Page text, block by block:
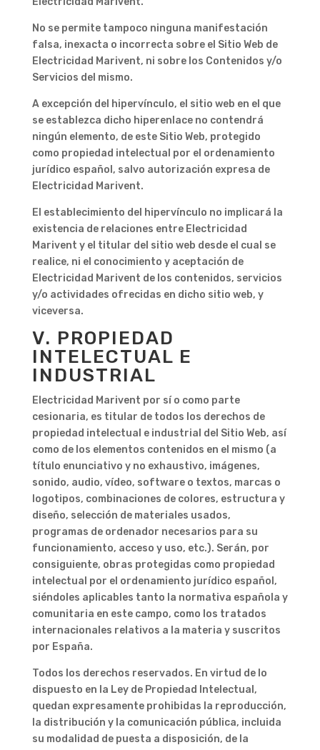
No se permite tampoco ninguna manifestación
falsa, inexacta o incorrecta sobre el Sitio Web de
Electricidad Marivent, ni sobre los Contenidos y/o
Servicios del mismo.
A excepción del hipervínculo, el sitio web en el que
se establezca dicho hiperenlace no contendrá
ningún elemento, de este Sitio Web, protegido
como propiedad intelectual por el ordenamiento
jurídico español, salvo autorización expresa de
Electricidad Marivent.
El establecimiento del hipervínculo no implicará la
existencia de relaciones entre Electricidad
Marivent y el titular del sitio web desde el cual se
realice, ni el conocimiento y aceptación de
Electricidad Marivent de los contenidos, servicios
y/o actividades ofrecidas en dicho sitio web, y
viceversa.
V. PROPIEDAD
INTELECTUAL E
INDUSTRIAL
Electricidad Marivent por sí o como parte
cesionaria, es titular de todos los derechos de
propiedad intelectual e industrial del Sitio Web, así
como de los elementos contenidos en el mismo (a
título enunciativo y no exhaustivo, imágenes,
sonido, audio, vídeo, software o textos, marcas o
logotipos, combinaciones de colores, estructura y
diseño, selección de materiales usados,
programas de ordenador necesarios para su
funcionamiento, acceso y uso, etc.). Serán, por
consiguiente, obras protegidas como propiedad
intelectual por el ordenamiento jurídico español,
siéndoles aplicables tanto la normativa española y
comunitaria en este campo, como los tratados
internacionales relativos a la materia y suscritos
por España.
Todos los derechos reservados. En virtud de lo
dispuesto en la Ley de Propiedad Intelectual,
quedan expresamente prohibidas la reproducción,
la distribución y la comunicación pública, incluida
su modalidad de puesta a disposición, de la